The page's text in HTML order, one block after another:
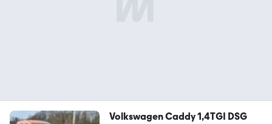
Volkswagen Caddy 1,4TGI DSG